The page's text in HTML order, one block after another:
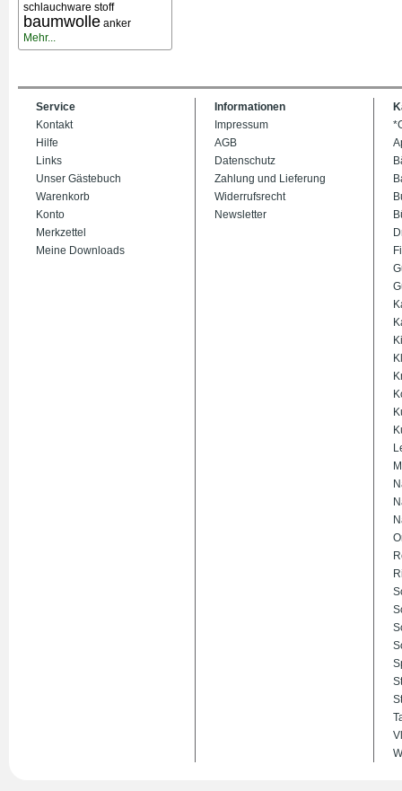
schlauchware stoff
baumwolle anker
Mehr...
Service
Kontakt
Hilfe
Links
Unser Gästebuch
Warenkorb
Konto
Merkzettel
Meine Downloads
Informationen
Impressum
AGB
Datenschutz
Zahlung und Lieferung
Widerrufsrecht
Newsletter